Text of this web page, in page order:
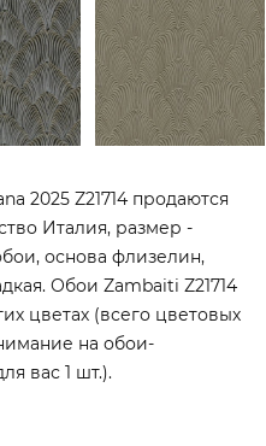
2025 Z21714 продаются
Италия, размер -
основа флизелин,
Обои Zambaiti Z21714
цветах (всего цветовых
на обои-
вас 1 шт.).